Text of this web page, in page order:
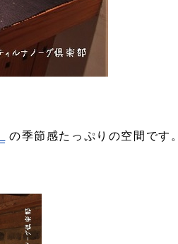
の季節感たっぷりの空間です。